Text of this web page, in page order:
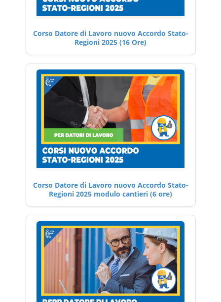
Corso Datore di Lavoro nuovo Accordo Stato-
Regioni 2025 (16 Ore)
Corso Datore di Lavoro nuovo Accordo Stato-
Regioni 2025 modulo cantieri (6 ore)